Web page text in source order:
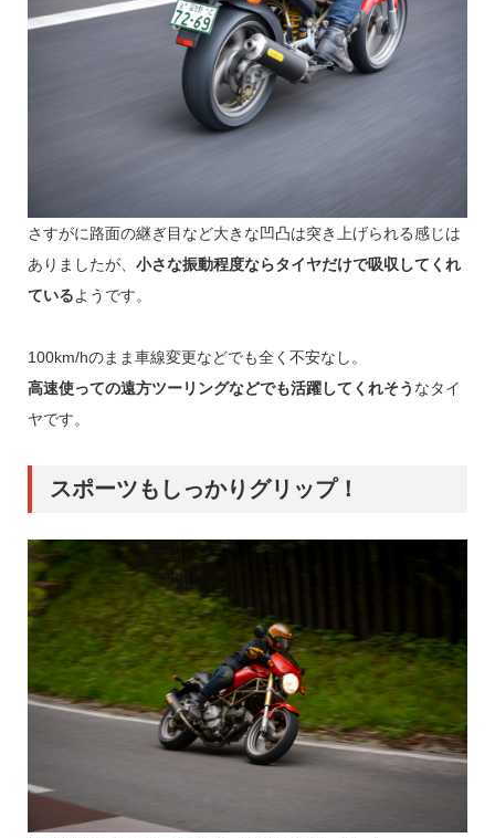
さすがに路面の継ぎ目など大きな凹凸は突き上げられる感じは
ありましたが、 小さな振動程度ならタイヤだけで吸収してくれ
ているようです。
100km/hのまま車線変更などでも全く不安なし。
高速使っての遠方ツーリングなどでも活躍してくれそう なタイ
ヤです。
スポーツもしっかりグリップ！